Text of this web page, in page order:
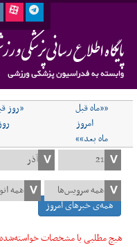
««ماه قبل
«روز
امروز
ماه بعد»»
همه‌ی خبرهای امروز
هیچ مطلبی با مشخصات